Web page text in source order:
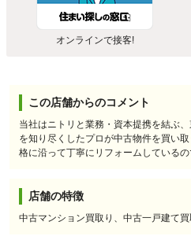
オンラインで接客!
この店舗からのコメント
当社はニトリと業務・資本提携を結ぶ
を知り尽くしたプロが中古物件を買い
格に沿って丁寧にリフォームしている
店舗の特徴
中古マンション買取り、中古一戸建て買